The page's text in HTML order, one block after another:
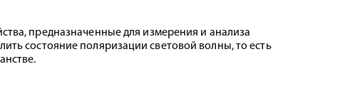
предназначенные для измерения и анализа
состояние поляризации световой волны, то есть